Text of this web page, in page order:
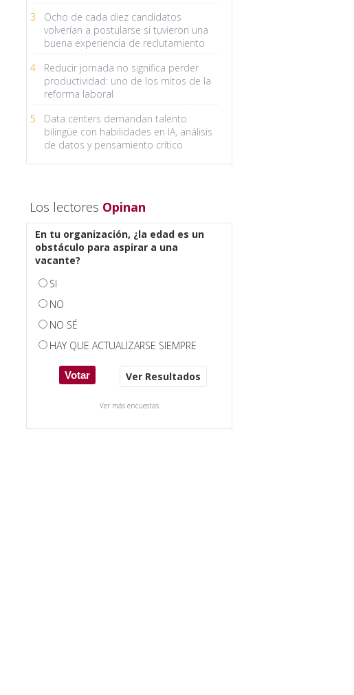
3
Ocho de cada diez candidatos
volverían a postularse si tuvieron una
buena experiencia de reclutamiento
4
Reducir jornada no significa perder
productividad: uno de los mitos de la
reforma laboral
5
Data centers demandan talento
bilingüe con habilidades en IA, análisis
de datos y pensamiento crítico
Los lectores Opinan
En tu organización, ¿la edad es un
obstáculo para aspirar a una
vacante?
SI
NO
NO SÉ
HAY QUE ACTUALIZARSE SIEMPRE
Ver Resultados
Ver más encuestas